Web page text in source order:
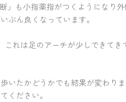
も小指薬指がつくようになり
ぶん良くなっています。
れは足のアーチが少しできてき
たかどうかでも結果が変わり
ください。